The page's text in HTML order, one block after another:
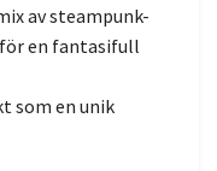
av steampunk-
en fantasifull
som en unik